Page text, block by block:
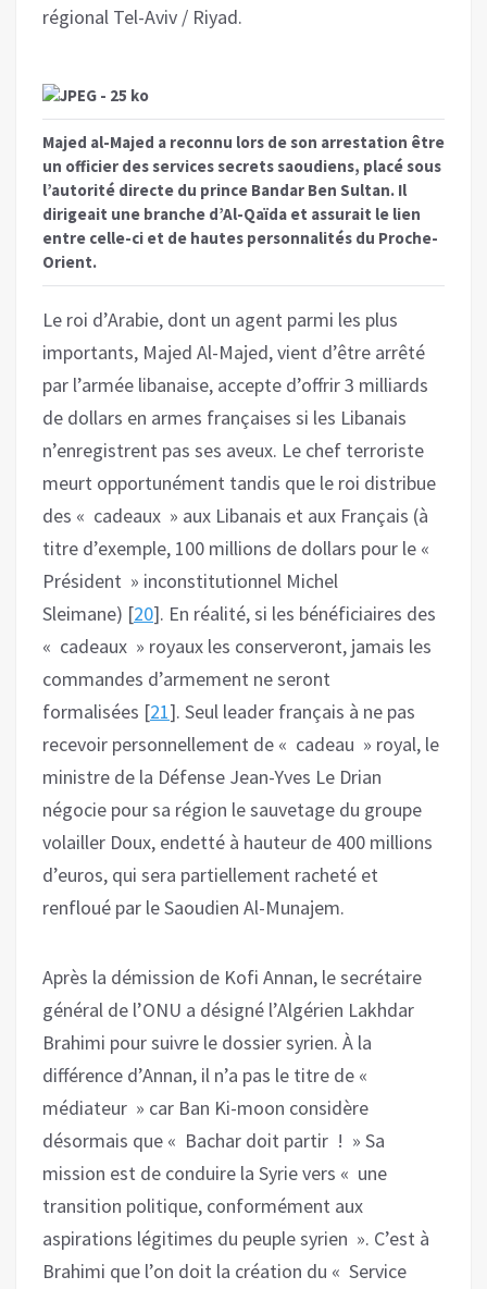
régional Tel-Aviv / Riyad.
Majed al-Majed a reconnu lors de son arrestation être
un officier des services secrets saoudiens, placé sous
l’autorité directe du prince Bandar Ben Sultan. Il
dirigeait une branche d’Al-Qaïda et assurait le lien
entre celle-ci et de hautes personnalités du Proche-
Orient.
Le roi d’Arabie, dont un agent parmi les plus
importants, Majed Al-Majed, vient d’être arrêté
par l’armée libanaise, accepte d’offrir 3 milliards
de dollars en armes françaises si les Libanais
n’enregistrent pas ses aveux. Le chef terroriste
meurt opportunément tandis que le roi distribue
des « cadeaux » aux Libanais et aux Français (à
titre d’exemple, 100 millions de dollars pour le «
Président » inconstitutionnel Michel
Sleimane) [20]. En réalité, si les bénéficiaires des
« cadeaux » royaux les conserveront, jamais les
commandes d’armement ne seront
formalisées [21]. Seul leader français à ne pas
recevoir personnellement de « cadeau » royal, le
ministre de la Défense Jean-Yves Le Drian
négocie pour sa région le sauvetage du groupe
volailler Doux, endetté à hauteur de 400 millions
d’euros, qui sera partiellement racheté et
renfloué par le Saoudien Al-Munajem.
Après la démission de Kofi Annan, le secrétaire
général de l’ONU a désigné l’Algérien Lakhdar
Brahimi pour suivre le dossier syrien. À la
différence d’Annan, il n’a pas le titre de «
médiateur » car Ban Ki-moon considère
désormais que « Bachar doit partir ! » Sa
mission est de conduire la Syrie vers « une
transition politique, conformément aux
aspirations légitimes du peuple syrien ». C’est à
Brahimi que l’on doit la création du « Service